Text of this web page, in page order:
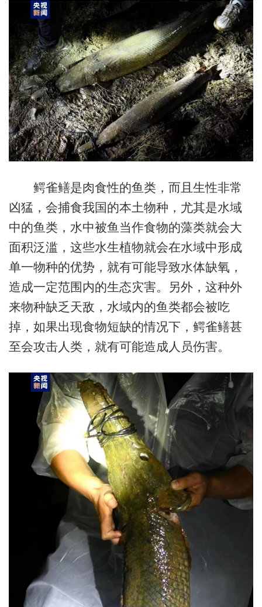
鳄雀鳝是肉食性的鱼类，而且生性非常
凶猛，会捕食我国的本土物种，尤其是水域
中的鱼类，水中被鱼当作食物的藻类就会大
面积泛滥，这些水生植物就会在水域中形成
单一物种的优势，就有可能导致水体缺氧，
造成一定范围内的生态灾害。另外，这种外
来物种缺乏天敌，水域内的鱼类都会被吃
掉，如果出现食物短缺的情况下，鳄雀鳝甚
至会攻击人类，就有可能造成人员伤害。